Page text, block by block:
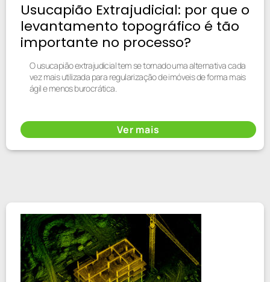
Usucapião Extrajudicial: por que o
levantamento topográfico é tão
importante no processo?
O usucapião extrajudicial tem se tornado uma alternativa cada
vez mais utilizada para regularização de imóveis de forma mais
ágil e menos burocrática.
Ver mais